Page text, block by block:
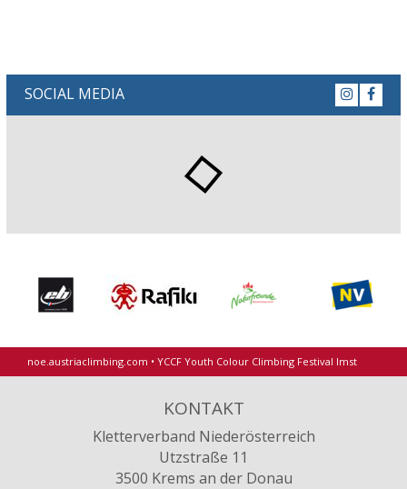
SOCIAL MEDIA
noe.austriaclimbing.com • YCCF Youth Colour Climbing Festival Imst
KONTAKT
Kletterverband Niederösterreich
Utzstraße 11
3500 Krems an der Donau